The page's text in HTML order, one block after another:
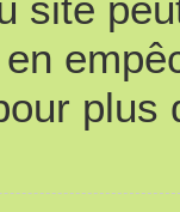
site
en